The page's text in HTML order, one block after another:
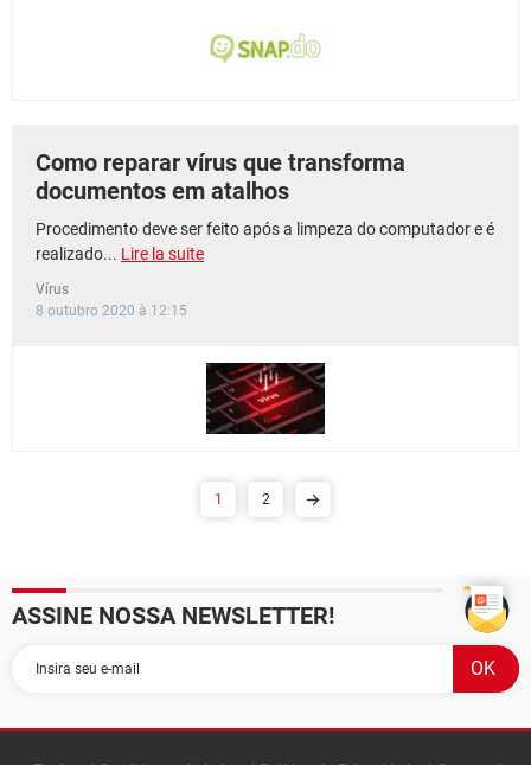
Como reparar vírus que transforma
documentos em atalhos
Procedimento deve ser feito após a limpeza do computador e é
realizado... Lire la suite
Vírus
8 outubro 2020 à 12:15
1 2
ASSINE NOSSA NEWSLETTER!